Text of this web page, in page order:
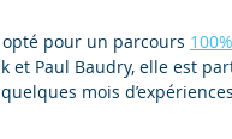
pour un parcours
et Paul Baudry, elle est
mois